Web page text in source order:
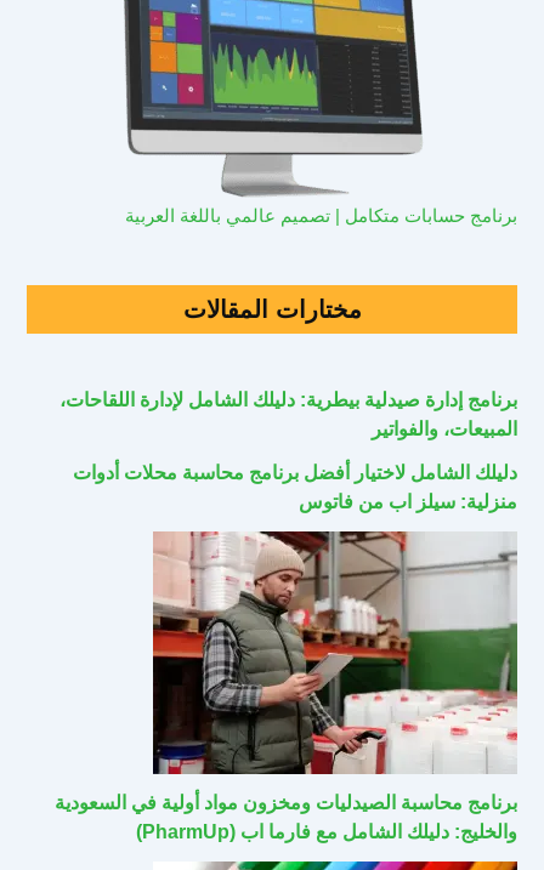
برنامج حسابات متكامل | تصميم عالمي باللغة العربية
مختارات المقالات
برنامج إدارة صيدلية بيطرية: دليلك الشامل لإدارة اللقاحات،
المبيعات، والفواتير
دليلك الشامل لاختيار أفضل برنامج محاسبة محلات أدوات
منزلية: سيلز اب من فاتوس
برنامج محاسبة الصيدليات ومخزون مواد أولية في السعودية
والخليج: دليلك الشامل مع فارما اب (PharmUp)